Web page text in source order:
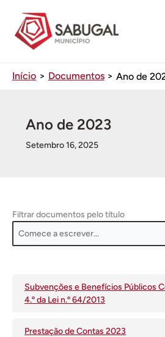
conteúdo
Início Documentos Ano de
Ano de 2023
Setembro 16, 2025
Filtrar documentos pelo título
Subvenções e Benefícios Públicos
4.º da Lei n.º 64/2013
Prestação de Contas 2023